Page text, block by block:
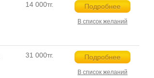
14 000тг. Подробнее
В список желаний
31 000тг. Подробнее
В список желаний